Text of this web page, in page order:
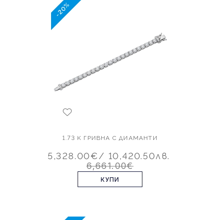
-20%
1.73 K ГРИВНА С ДИАМАНТИ
5,328.00€/ 10,420.50лв.
6,661.00€
КУПИ